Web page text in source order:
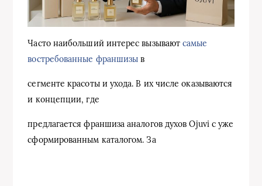
Часто наибольший интерес вызываютсамые
востребованные франшизы в
сегменте красоты и ухода. В их числе оказываются
и концепции, где
предлагается франшиза аналогов духов Ojuvi с уже
сформированным каталогом. За